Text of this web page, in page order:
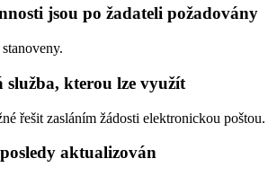
jsou po žadateli požadovány
služba, kterou lze využít
řešit zasláním žádosti elektronickou poštou.
aktualizován